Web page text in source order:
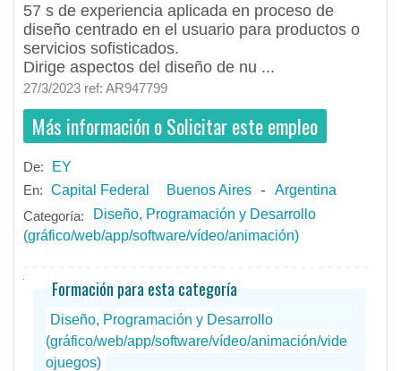
57 s de experiencia aplicada en proceso de
diseño centrado en el usuario para productos o
servicios sofisticados.
Dirige aspectos del diseño de nu ...
27/3/2023 ref: AR947799
Más información o Solicitar este empleo
De: EY
En: Capital Federal Buenos Aires - Argentina
Categoría:
Diseño, Programación y Desarrollo
(gráfico/web/app/software/vídeo/animación)
Formación para esta categoría
Diseño, Programación y Desarrollo
(gráfico/web/app/software/vídeo/animación/vide
ojuegos)